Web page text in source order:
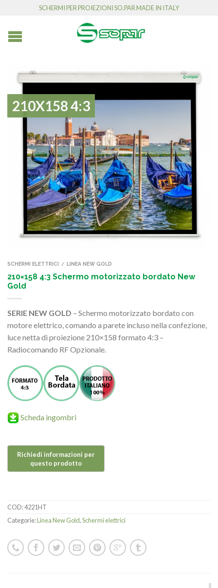
SCHERMI PER PROIEZIONI SO.PAR MADE IN ITALY
210X158 4:3
SCHERMI ELETTRICI / LINEA NEW GOLD
210×158 4:3 Schermo motorizzato bordato New
Gold
SERIE NEW GOLD – Schermo motorizzato bordato con
motore elettrico, comando a parete incluso nella confezione,
luce netta di proiezione 210×158 formato 4:3 –
Radiocomando RF Opzionale.
Scheda ingombri
COD:4221HT
Categorie:Linea New Gold,Schermi elettrici